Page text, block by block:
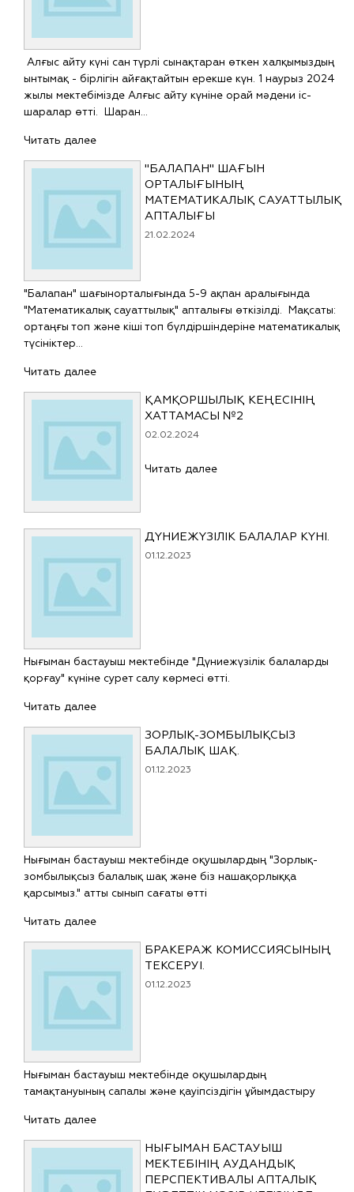
Алғыс айту күні сан түрлі сынақтаран өткен халқымыздың
ынтымақ - бірлігін айғақтайтын ерекше күн. 1 наурыз 2024
жылы мектебімізде Алғыс айту күніне орай мәдени іс-
шаралар өтті. Шаран…
Читать далее
"БАЛАПАН" ШАҒЫН
ОРТАЛЫҒЫНЫҢ
МАТЕМАТИКАЛЫҚ САУАТТЫЛЫҚ
АПТАЛЫҒЫ
21.02.2024
"Балапан" шағынорталығында 5-9 ақпан аралығында
"Математикалық сауаттылық" апталығы өткізілді. Мақсаты:
ортаңғы топ және кіші топ бүлдіршіндеріне математикалық
түсініктер…
Читать далее
ҚАМҚОРШЫЛЫҚ КЕҢЕСІНІҢ
ХАТТАМАСЫ №2
02.02.2024
Читать далее
ДҮНИЕЖҮЗІЛІК БАЛАЛАР КҮНІ.
01.12.2023
Нығыман бастауыш мектебінде "Дүниежүзілік балаларды
қорғау" күніне сурет салу көрмесі өтті.
Читать далее
ЗОРЛЫҚ-ЗОМБЫЛЫҚСЫЗ
БАЛАЛЫҚ ШАҚ.
01.12.2023
Нығыман бастауыш мектебінде оқушылардың "Зорлық-
зомбылықсыз балалық шақ және біз нашақорлыққа
қарсымыз." атты сынып сағаты өтті
Читать далее
БРАКЕРАЖ КОМИССИЯСЫНЫҢ
ТЕКСЕРУІ.
01.12.2023
Нығыман бастауыш мектебінде оқушылардың
тамақтануының сапалы және қауіпсіздігін ұйымдастыру
Читать далее
НЫҒЫМАН БАСТАУЫШ
МЕКТЕБІНІҢ АУДАНДЫҚ
ПЕРСПЕКТИВАЛЫ АПТАЛЫҚ